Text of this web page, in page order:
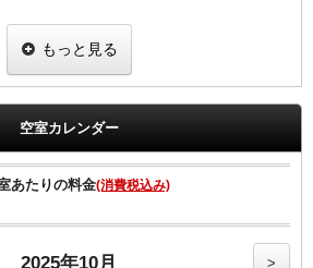
の提示をお願いします｡
(LAN接続/無料）
システム（1泊1000円/120ﾀｲﾄﾙ見放題）
備
もっと見る
空室カレンダー
あたりの料金(消費税込み)
2025年10月 >